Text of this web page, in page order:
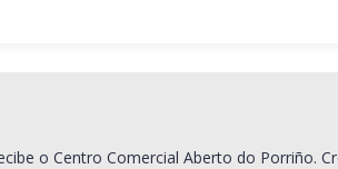
o Centro Comercial Aberto do Porriño.